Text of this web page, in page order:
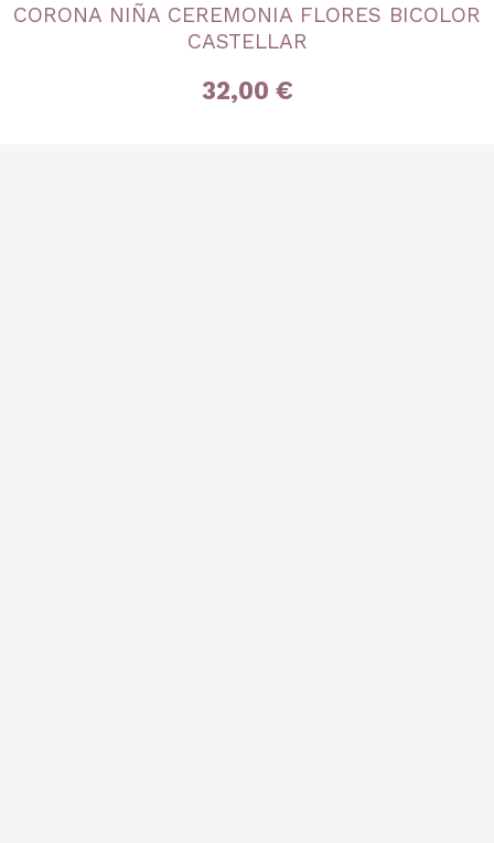
Única
CORONA NIÑA CEREMONIA FLORES BICOLOR
CASTELLAR
32,00 €